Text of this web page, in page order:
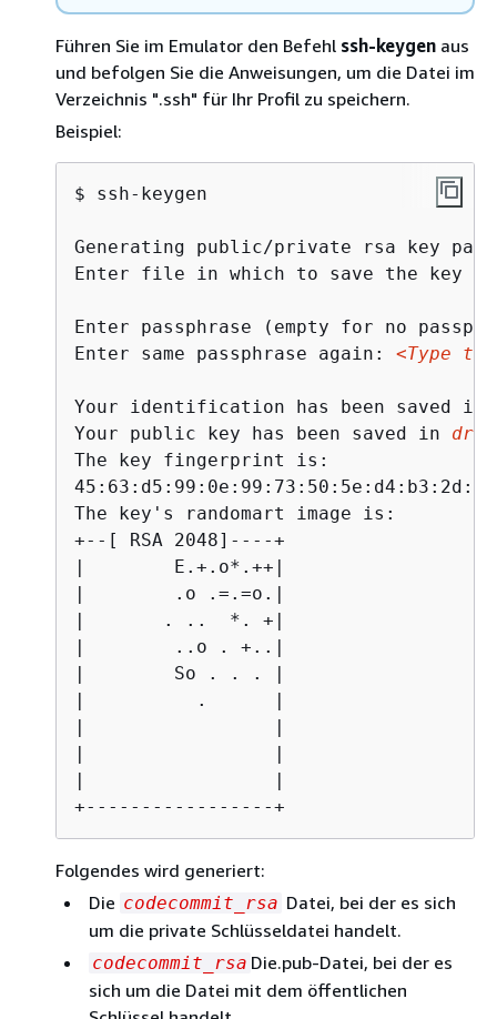
Führen Sie im Emulator den Befehl ssh-keygen aus
und befolgen Sie die Anweisungen, um die Datei im
Verzeichnis ".ssh" für Ihr Profil zu speichern.
Beispiel:
$ ssh-keygen
Generating public/private rsa key
Enter file in which to save the key (/
Enter passphrase (empty for no
Enter same passphrase again: <Type
Your identification has been saved in
Your public key has been saved in
The key fingerprint is:
The key's randomart image is:
+--[ RSA 2048]----+
|        E.+.o*.++|
|        .o .=.=o.|
|       . ..  *. +|
|        ..o . +..|
|        So . . . |
|          .      |
|                 |
|                 |
|                 |
+-----------------+
Folgendes wird generiert:
Die codecommit_rsa Datei, bei der es sich
um die private Schlüsseldatei handelt.
codecommit_rsa Die.pub-Datei, bei der es
sich um die Datei mit dem öffentlichen